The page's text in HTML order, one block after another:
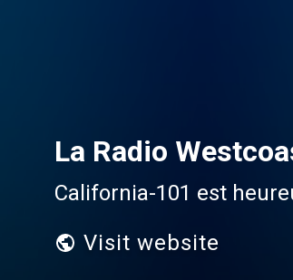
La Radio
California-101 est
Visit website